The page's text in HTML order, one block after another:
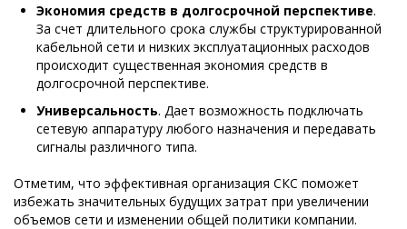
Экономия средств в долгосрочной перспективе.
За счет длительного срока службы структурированной
кабельной сети и низких эксплуатационных расходов
происходит существенная экономия средств в
долгосрочной перспективе.
Универсальность. Дает возможность подключать
сетевую аппаратуру любого назначения и передавать
сигналы различного типа.
Отметим, что эффективная организация СКС поможет
избежать значительных будущих затрат при увеличении
объемов сети и изменении общей политики компании.